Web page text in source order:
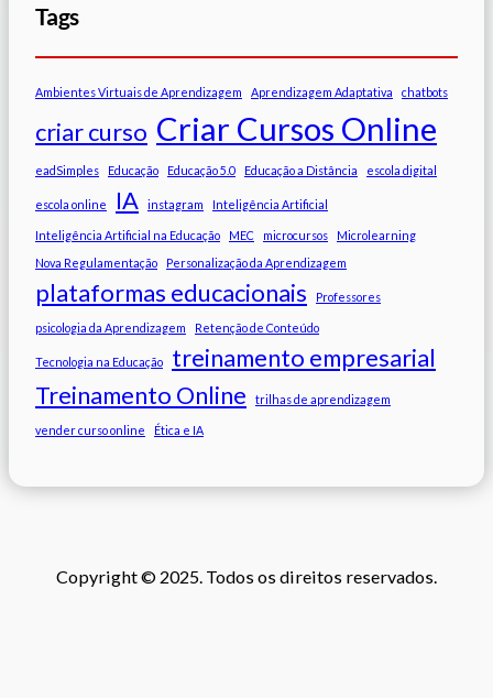
Tags
Ambientes Virtuais de Aprendizagem Aprendizagem Adaptativa chatbots
criar curso Criar Cursos Online
eadSimples Educação Educação 5.0 Educação a Distância escola digital
escola online IA instagram Inteligência Artificial
Inteligência Artificial na Educação MEC microcursos
Microlearning
Nova Regulamentação
Personalização da Aprendizagem
plataformas educacionais Professores
psicologia da Aprendizagem Retenção de Conteúdo
Tecnologia na Educação
treinamento empresarial
Treinamento Online
trilhas de aprendizagem
vender curso online Ética e IA
Copyright © 2025. Todos os direitos reservados.